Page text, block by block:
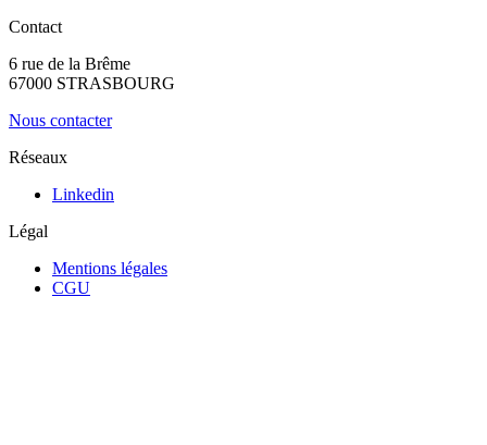
Contact
6 rue de la Brême
67000 STRASBOURG
Nous contacter
Réseaux
Linkedin
Légal
Mentions légales
CGU